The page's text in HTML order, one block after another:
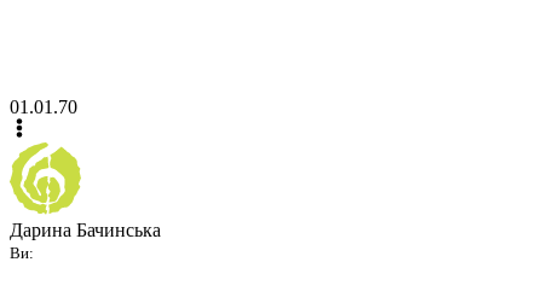
01.01.70
Дарина Бачинська
Ви: